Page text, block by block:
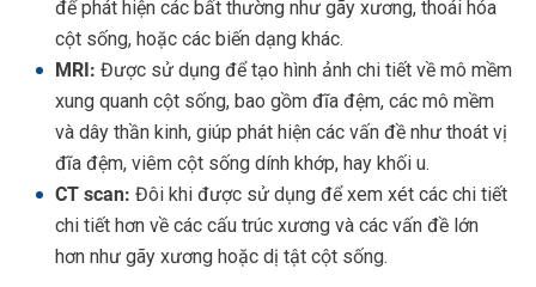
để phát hiện các bất thường như gãy xương, thoái hóa
cột sống, hoặc các biến dạng khác.
MRI: Được sử dụng để tạo hình ảnh chi tiết về mô mềm
xung quanh cột sống, bao gồm đĩa đệm, các mô mềm
và dây thần kinh, giúp phát hiện các vấn đề như thoát vị
đĩa đệm, viêm cột sống dính khớp, hay khối u.
CT scan: Đôi khi được sử dụng để xem xét các chi tiết
chi tiết hơn về các cấu trúc xương và các vấn đề lớn
hơn như gãy xương hoặc dị tật cột sống.